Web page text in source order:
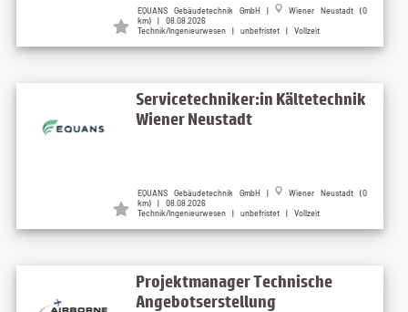
EQUANS Gebäudetechnik GmbH |
Wiener Neustadt (0
km) | 08.08.2026
Technik/Ingenieurwesen | unbefristet | Vollzeit
Servicetechniker:in Kältetechnik
Wiener Neustadt
EQUANS Gebäudetechnik GmbH |
Wiener Neustadt (0
km) | 08.08.2026
Technik/Ingenieurwesen | unbefristet | Vollzeit
Projektmanager Technische
Angebotserstellung